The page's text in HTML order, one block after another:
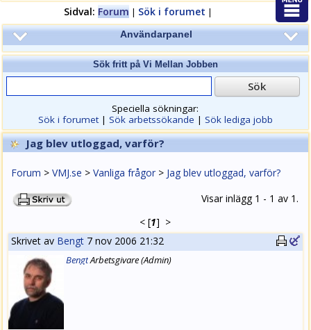
Sidval:Forum | Sök i forumet |
Användarpanel
Sök fritt på Vi Mellan Jobben
Speciella sökningar:
Sök i forumet| Sök arbetssökande | Sök lediga jobb
Jag blev utloggad, varför?
Forum > VMJ.se > Vanliga frågor> Jag blev utloggad, varför?
Visar inlägg 1 - 1 av 1.
<[1] >
Skrivet av Bengt 7 nov 2006 21:32
BengtArbetsgivare(Admin)